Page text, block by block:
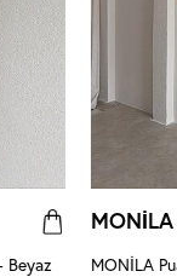
Beyaz
MONİLA
MONİLA